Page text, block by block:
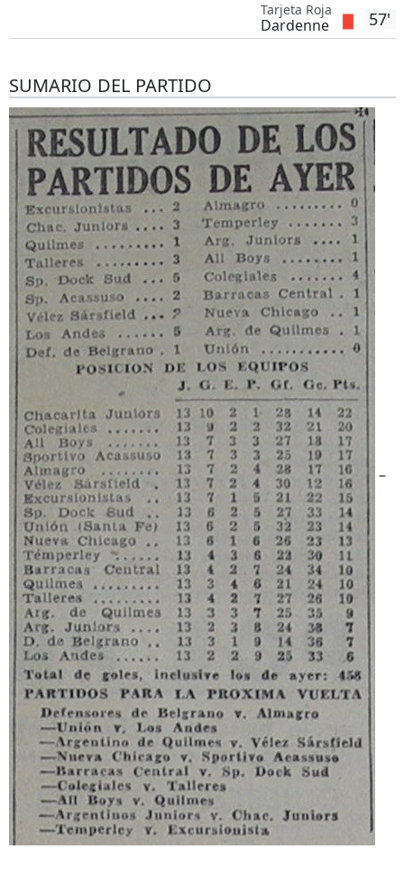
57'
Tarjeta Roja
Dardenne
SUMARIO DEL PARTIDO
–